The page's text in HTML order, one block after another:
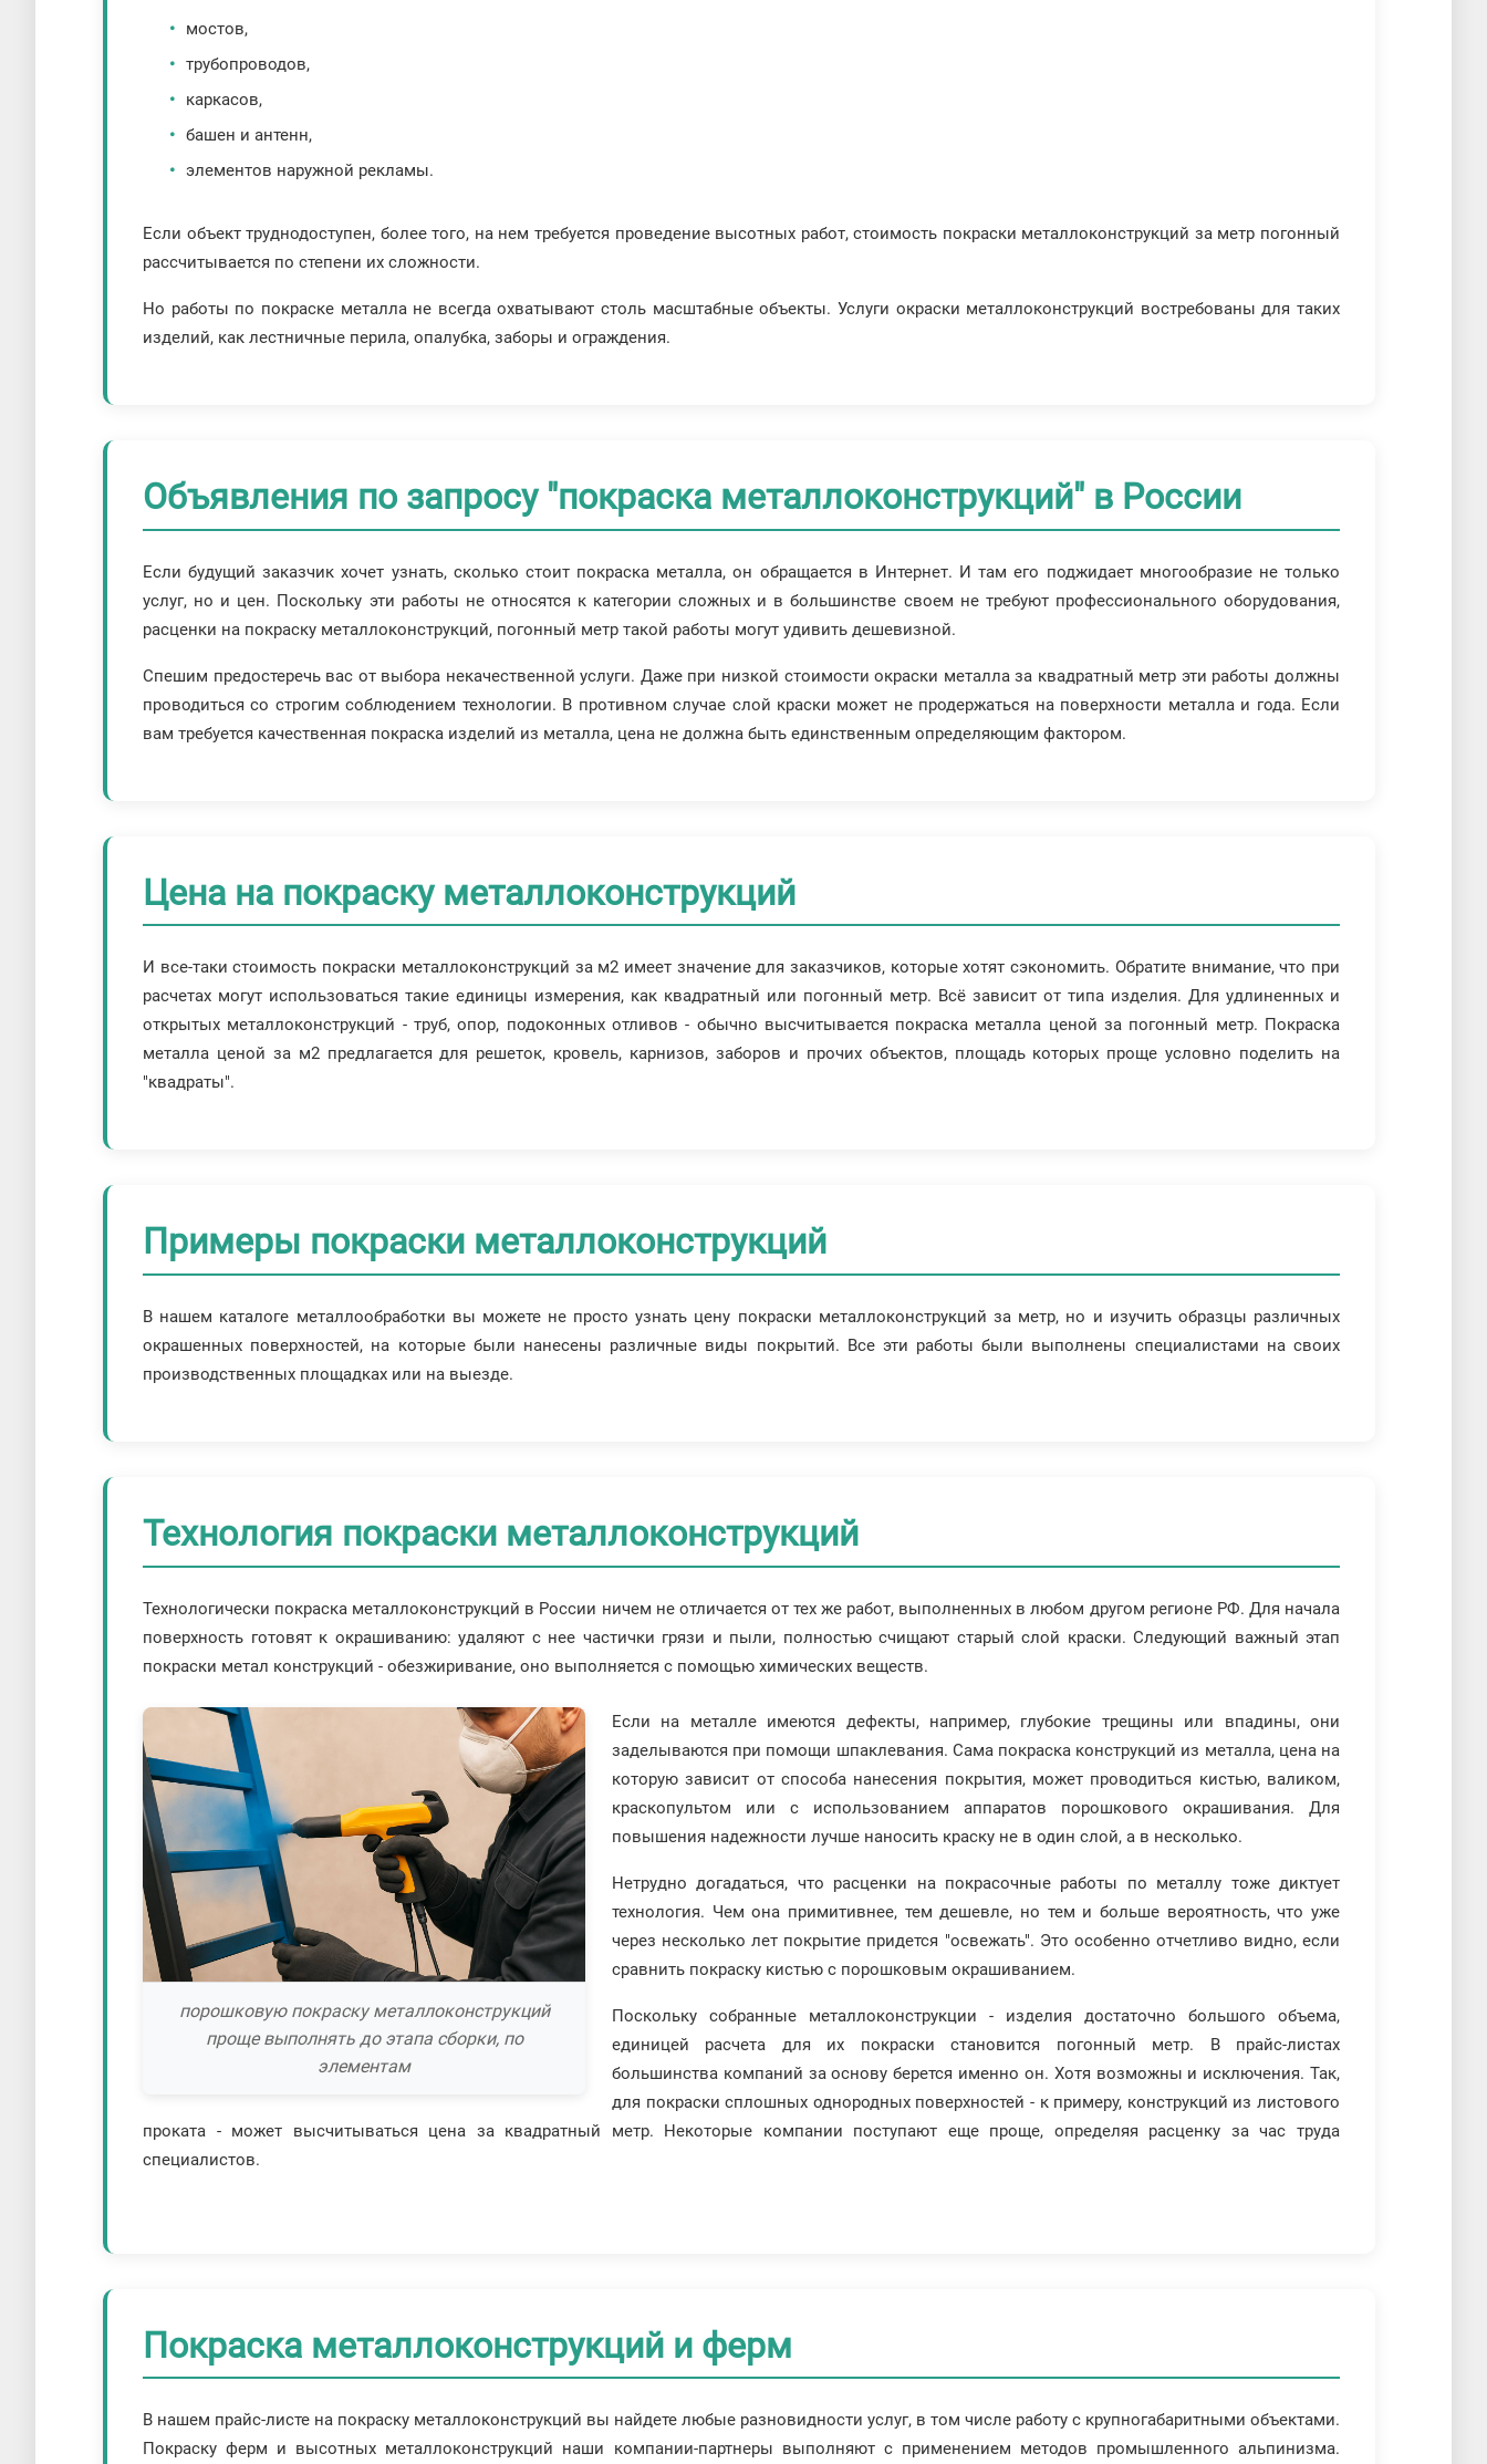
мостов,
трубопроводов,
каркасов,
башен и антенн,
элементов наружной рекламы.
Если объект труднодоступен, более того, на нем требуется проведение высотных работ, стоимость покраски металлоконструкций за метр погонный
рассчитывается по степени их сложности.
Но работы по покраске металла не всегда охватывают столь масштабные объекты. Услуги окраски металлоконструкций востребованы для таких
изделий, как лестничные перила, опалубка, заборы и ограждения.
Объявления по запросу "покраска металлоконструкций" в России
Если будущий заказчик хочет узнать, сколько стоит покраска металла, он обращается в Интернет. И там его поджидает многообразие не только
услуг, но и цен. Поскольку эти работы не относятся к категории сложных и в большинстве своем не требуют профессионального оборудования,
расценки на покраску металлоконструкций, погонный метр такой работы могут удивить дешевизной.
Спешим предостеречь вас от выбора некачественной услуги. Даже при низкой стоимости окраски металла за квадратный метр эти работы должны
проводиться со строгим соблюдением технологии. В противном случае слой краски может не продержаться на поверхности металла и года. Если
вам требуется качественная покраска изделий из металла, цена не должна быть единственным определяющим фактором.
Цена на покраску металлоконструкций
И все-таки стоимость покраски металлоконструкций за м2 имеет значение для заказчиков, которые хотят сэкономить. Обратите внимание, что при
расчетах могут использоваться такие единицы измерения, как квадратный или погонный метр. Всё зависит от типа изделия. Для удлиненных и
открытых металлоконструкций - труб, опор, подоконных отливов - обычно высчитывается покраска металла ценой за погонный метр. Покраска
металла ценой за м2 предлагается для решеток, кровель, карнизов, заборов и прочих объектов, площадь которых проще условно поделить на
"квадраты".
Примеры покраски металлоконструкций
В нашем каталоге металлообработки вы можете не просто узнать цену покраски металлоконструкций за метр, но и изучить образцы различных
окрашенных поверхностей, на которые были нанесены различные виды покрытий. Все эти работы были выполнены специалистами на своих
производственных площадках или на выезде.
Технология покраски металлоконструкций
Технологически покраска металлоконструкций в России ничем не отличается от тех же работ, выполненных в любом другом регионе РФ. Для начала
поверхность готовят к окрашиванию: удаляют с нее частички грязи и пыли, полностью счищают старый слой краски. Следующий важный этап
покраски метал конструкций - обезжиривание, оно выполняется с помощью химических веществ.
порошковую покраску металлоконструкций
проще выполнять до этапа сборки, по
элементам
Если на металле имеются дефекты, например, глубокие трещины или впадины, они
заделываются при помощи шпаклевания. Сама покраска конструкций из металла, цена на
которую зависит от способа нанесения покрытия, может проводиться кистью, валиком,
краскопультом или с использованием аппаратов порошкового окрашивания. Для
повышения надежности лучше наносить краску не в один слой, а в несколько.
Нетрудно догадаться, что расценки на покрасочные работы по металлу тоже диктует
технология. Чем она примитивнее, тем дешевле, но тем и больше вероятность, что уже
через несколько лет покрытие придется "освежать". Это особенно отчетливо видно, если
сравнить покраску кистью с порошковым окрашиванием.
Поскольку собранные металлоконструкции - изделия достаточно большого объема,
единицей расчета для их покраски становится погонный метр. В прайс-листах
большинства компаний за основу берется именно он. Хотя возможны и исключения. Так,
для покраски сплошных однородных поверхностей - к примеру, конструкций из листового
проката - может высчитываться цена за квадратный метр. Некоторые компании поступают еще проще, определяя расценку за час труда
специалистов.
Покраска металлоконструкций и ферм
В нашем прайс-листе на покраску металлоконструкций вы найдете любые разновидности услуг, в том числе работу с крупногабаритными объектами.
Покраску ферм и высотных металлоконструкций наши компании-партнеры выполняют с применением методов промышленного альпинизма.